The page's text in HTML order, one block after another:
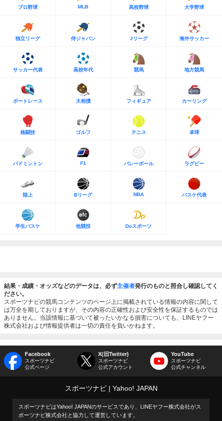
プロ野球 MLB 高校野球 大学野球
独立リーグ 侍ジャパン Jリーグ 海外サッカー
サッカー代表 高校年代 競馬 地方競馬
ボートレース 大相撲 フィギュア カーリング
格闘技 ゴルフ テニス 卓球
バドミントン F1 バレーボール ラグビー
陸上 Bリーグ NBA バスケ代表
学生バスケ 他競技 Doスポーツ
結果・成績・オッズなどのデータは、必ず主催者発行のものと照合し確認してく
ださい。
スポーツナビの競馬コンテンツのページ上に掲載されている情報の内容に関して
は万全を期しておりますが、その内容の正確性および安全性を保証するものでは
ありません。当該情報に基づいて被ったいかなる損害についても、LINEヤフー
株式会社および情報提供者は一切の責任を負いかねます。
Facebook
スポーツナビ
公式ページ
X(旧Twitter)
スポーツナビ
公式アカウント
YouTube
スポーツナビ
公式チャンネル
スポーツナビ Yahoo! JAPAN
スポーツナビはYahoo! JAPANのサービスであり、LINEヤフー株式会社がス
ポーツナビ株式会社と協力して運営しています。